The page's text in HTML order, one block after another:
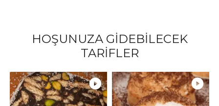
HOŞUNUZA GİDEBİLECEK
TARİFLER